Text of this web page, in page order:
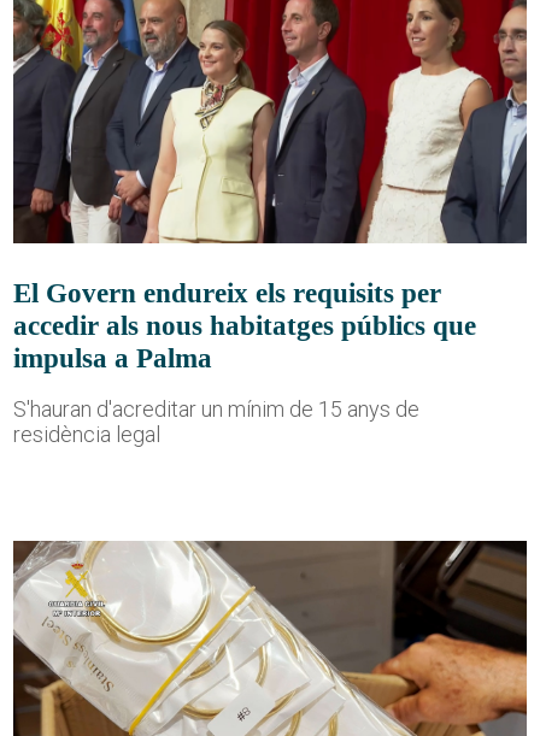
El Govern endureix els requisits per
accedir als nous habitatges públics que
impulsa a Palma
S'hauran d'acreditar un mínim de 15 anys de
residència legal